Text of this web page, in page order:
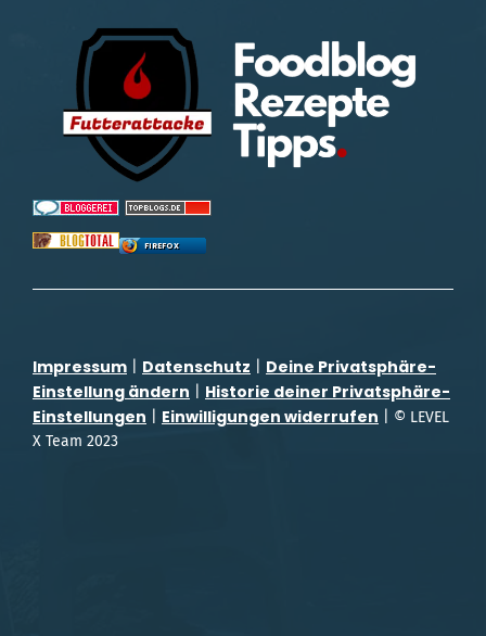
FIREFOX
Impressum Datenschutz
Deine Privatsphäre-
Einstellung ändern
Historie deiner Privatsphäre-
Einstellungen
Einwilligungen widerrufen | © LEVEL
X Team 2023